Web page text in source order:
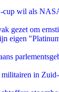
wil als
gezet om
eigen
militairen in